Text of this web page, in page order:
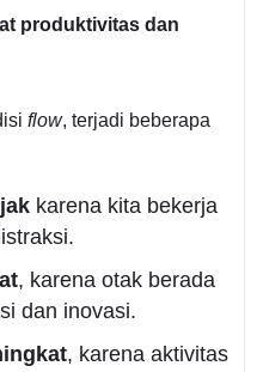
produktivitas dan
flow, terjadi beberapa
karena kita bekerja
, karena otak berada
dan inovasi.
, karena aktivitas